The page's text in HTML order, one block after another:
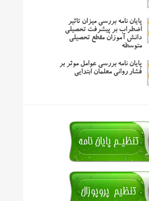
پایان نامه بررسی میزان تاثیر
اضطراب بر پیشرفت تحصیلی
دانش آموزان مقطع تحصیلی
متوسطه
پایان نامه بررسی عوامل موثر بر
فشار روانی معلمان ابتدایی